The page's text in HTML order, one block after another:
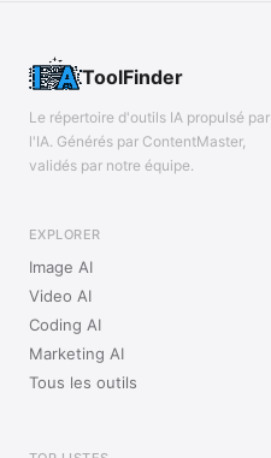
ToolFinder
Le répertoire d'outils IA propulsé par
l'IA. Générés par ContentMaster,
validés par notre équipe.
EXPLORER
Image AI
Video AI
Coding AI
Marketing AI
Tous les outils